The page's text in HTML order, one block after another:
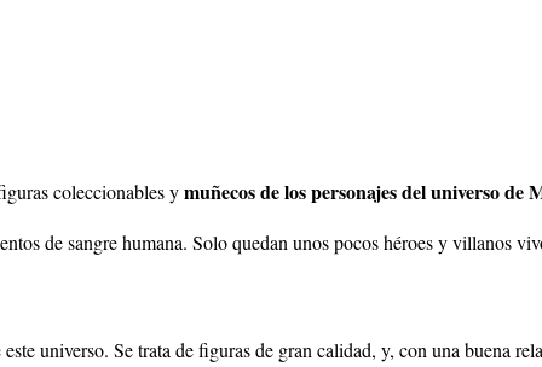
coleccionables ymuñecos de los personajes del universo de
de sangre humana. Solo quedan unos pocos héroes y
universo. Se trata de figuras de grancalidad, y, con una buena